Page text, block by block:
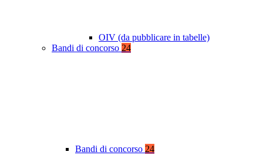
OIV (da pubblicare in tabelle)
Bandi di concorso 24
Bandi di concorso 24